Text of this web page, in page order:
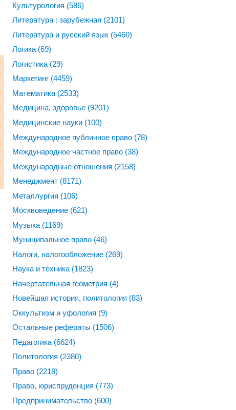
Культурология (586)
Литература : зарубежная (2101)
Литература и русский язык (5460)
Логика (69)
Логистика (29)
Маркетинг (4459)
Математика (2533)
Медицина, здоровье (9201)
Медицинские науки (100)
Международное публичное право (78)
Международное частное право (38)
Международные отношения (2158)
Менеджмент (8171)
Металлургия (106)
Москвоведение (621)
Музыка (1169)
Муниципальное право (46)
Налоги, налогообложение (269)
Наука и техника (1823)
Начертательная геометрия (4)
Новейшая история, политология (83)
Оккультизм и уфология (9)
Остальные рефераты (1506)
Педагогика (6624)
Политология (2380)
Право (2218)
Право, юриспруденция (773)
Предпринимательство (600)